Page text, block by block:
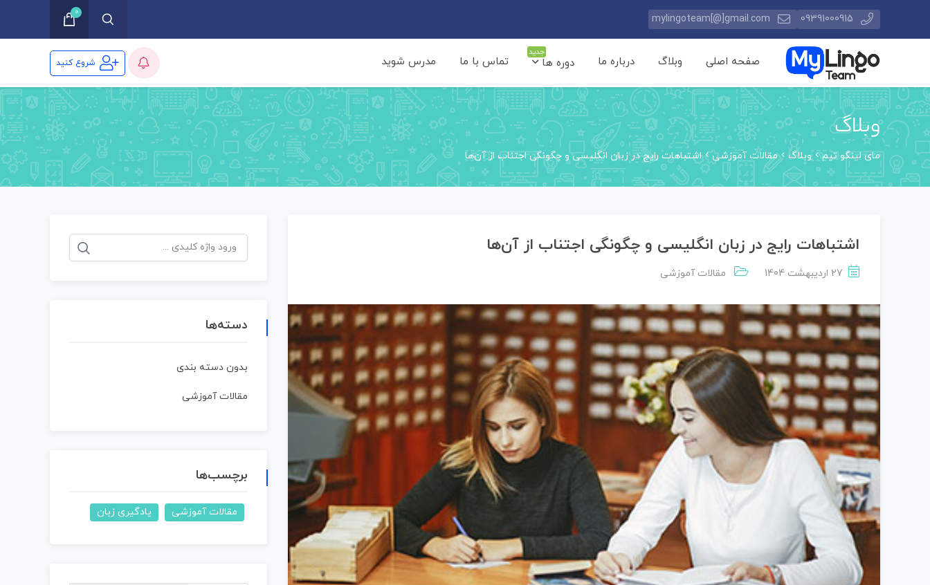
09391000915
mylingoteam[@]gmail.com
0
صفحه اصلی وبلاگ درباره ما دوره ها
جدید
تماس با ما مدرس شوید شروع کنید
وبلاگ
مای لینگو تیم وبلاگ مقالات آموزشی اشتباهات رایج در زبان انگلیسی و چگونگی اجتناب از آن‌ها
اشتباهات رایج در زبان انگلیسی و چگونگی اجتناب از آن‌ها
27 اردیبهشت 1404 مقالات آموزشی
جستجو
برای:
دسته‌ها
بدون دسته بندی
مقالات آموزشی
برچسب‌ها
مقالات آموزشی یادگیری زبان